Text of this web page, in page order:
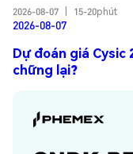
2026-08-07
15-20phút
2026-08-07
Dự đoán giá Cysic
chững lại?